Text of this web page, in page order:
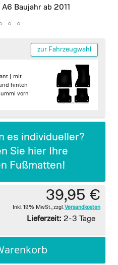
Baujahr ab 2011
zur Fahrzeugwahl
| mit
hinten
vorn
es individueller?
Sie hier Ihre
Fußmatten!
39,95 €
Inkl. 19% MwSt. zzgl. Versandkosten
Lieferzeit: 2-3 Tage